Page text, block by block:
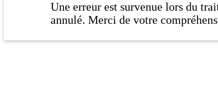
Une erreur est survenue lors du
annulé. Merci de votre